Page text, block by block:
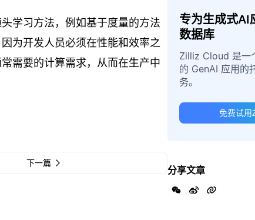
学习方法，例如基于度量的方法
为开发人员必须在性能和效率之
需要的计算需求，从而在生产中
下一篇
专为生成式AI
数据库
Zilliz Cloud 是一
的 GenAI 应用的
务。
免费试用
分享文章